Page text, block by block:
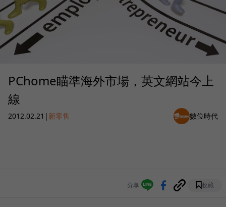
PChome瞄準海外市場，英文網站今上
線
2012.02.21 | 新零售 數位時代
分享 收藏